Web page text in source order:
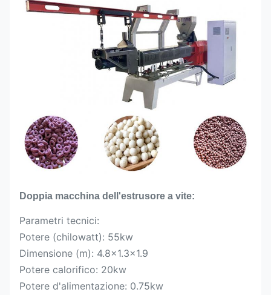
Doppia macchina dell'estrusore a vite:
Parametri tecnici:
Potere (chilowatt): 55kw
Dimensione (m): 4.8×1.3×1.9
Potere calorifico: 20kw
Potere d'alimentazione: 0.75kw